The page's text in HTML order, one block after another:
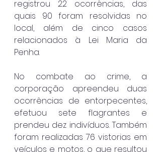
registrou 22 ocorrências, das
quais 90 foram resolvidas no
local, além de cinco casos
relacionados à Lei Maria da
Penha.
No combate ao crime, a
corporação apreendeu duas
ocorrências de entorpecentes,
efetuou sete flagrantes e
prendeu dez indivíduos. Também
foram realizadas 76 vistorias em
veículos e motos, o que resultou